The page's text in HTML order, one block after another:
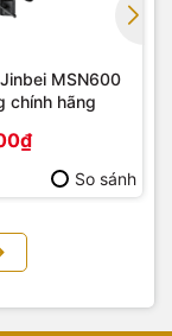
MSN600
chính hãng
So sánh